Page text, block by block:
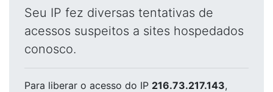
Seu IP fez diversas tentativas de
acessos suspeitos a sites hospedados
conosco.
Para liberar o acesso do IP 216.73.217.143,